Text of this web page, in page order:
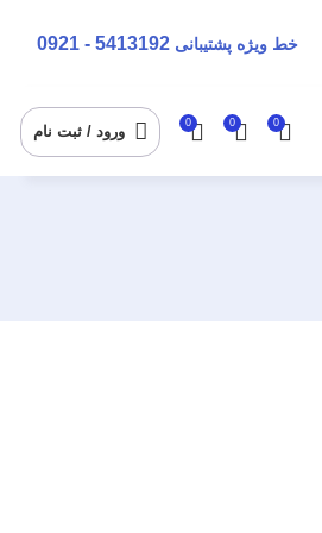
خط ویژه پشتیبانی 5413192 - 0921
0
0
0
ورود / ثبت نام